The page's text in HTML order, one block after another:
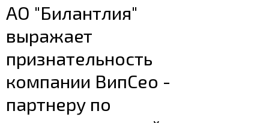
АО "Билантлия"
выражает
признательность
компании ВипСео -
партнеру по